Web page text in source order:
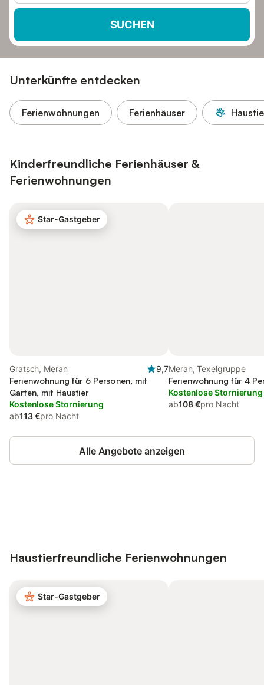
SUCHEN
Unterkünfte entdecken
Ferienwohnungen Ferienhäuser
Kinderfreundliche Ferienhäuser &
Ferienwohnungen
Star-Gastgeber
Gratsch, Meran
9,7
Ferienwohnung für 6 Personen, mit
Garten, mit Haustier
Kostenlose Stornierung
ab113 €pro Nacht
Meran, Texelgruppe
Ferienwohnung für 4
Kostenlose Stornierung
ab108 €pro Nacht
Alle Angebote anzeigen
Haustierfreundliche Ferienwohnungen
Star-Gastgeber